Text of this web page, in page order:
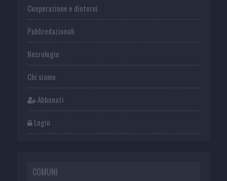
Cooperazione e dintorni
Publiredazionali
Necrologie
Chi siamo
Abbonati
Login
COMUNI